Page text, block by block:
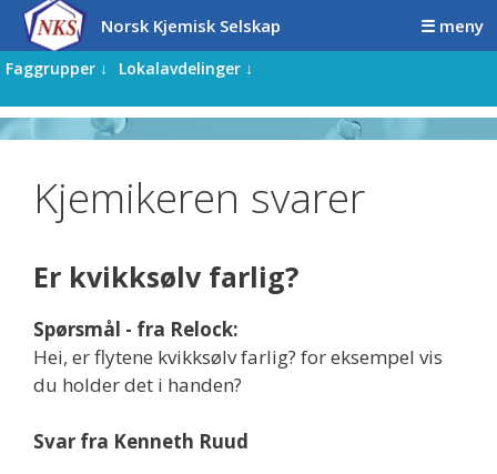
Hopp
innhold
Hopp
innhold
Norsk Kjemisk Selskap ☰ meny
Faggrupper ↓ Lokalavdelinger ↓
Kjemikeren svarer
Er kvikksølv farlig?
Spørsmål - fra Relock:
Hei, er flytene kvikksølv farlig? for eksempel vis
du holder det i handen?
Svar fra Kenneth Ruud